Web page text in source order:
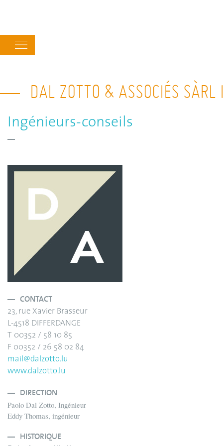
navigation
DAL ZOTTO & ASSOCIÉS
Ingénieurs-conseils
CONTACT
23, rue Xavier Brasseur
L-4518 DIFFERDANGE
T 00352 / 58 10 85
F 00352 / 26 58 02 84
mail@dalzotto.lu
www.dalzotto.lu
DIRECTION
Paolo Dal Zotto, Ingénieur
Eddy Thomas, ingénieur
HISTORIQUE